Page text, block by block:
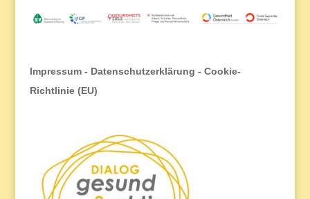
Impressum- Datenschutzerklärung - Cookie-
Richtlinie (EU)